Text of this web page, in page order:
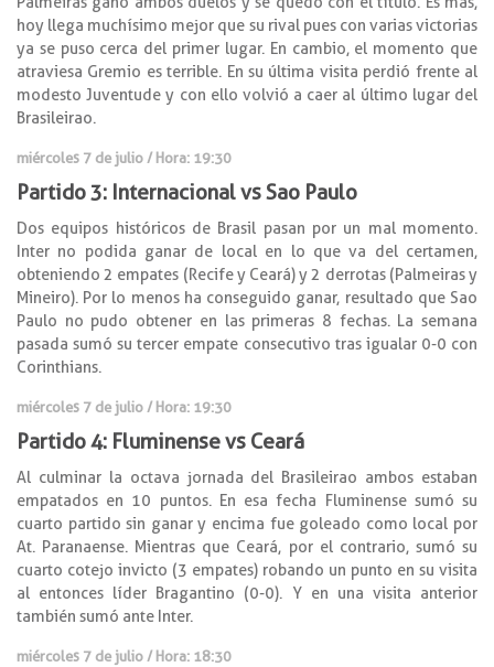
hoy llega muchísimo mejor que su rival pues con varias victorias
ya se puso cerca del primer lugar. En cambio, el momento que
atraviesa Gremio es terrible. En su última visita perdió frente al
modesto Juventude y con ello volvió a caer al último lugar del
Brasileirao.
miércoles 7 de julio / Hora: 19:30
Partido 3: Internacional vs Sao Paulo
Dos equipos históricos de Brasil pasan por un mal momento.
Inter no podida ganar de local en lo que va del certamen,
obteniendo 2 empates (Recife y Ceará) y 2 derrotas (Palmeiras y
Mineiro). Por lo menos ha conseguido ganar, resultado que Sao
Paulo no pudo obtener en las primeras 8 fechas. La semana
pasada sumó su tercer empate consecutivo tras igualar 0-0 con
Corinthians.
miércoles 7 de julio / Hora: 19:30
Partido 4: Fluminense vs Ceará
Al culminar la octava jornada del Brasileirao ambos estaban
empatados en 10 puntos. En esa fecha Fluminense sumó su
cuarto partido sin ganar y encima fue goleado como local por
At. Paranaense. Mientras que Ceará, por el contrario, sumó su
cuarto cotejo invicto (3 empates) robando un punto en su visita
al entonces líder Bragantino (0-0). Y en una visita anterior
también sumó ante Inter.
miércoles 7 de julio / Hora: 18:30